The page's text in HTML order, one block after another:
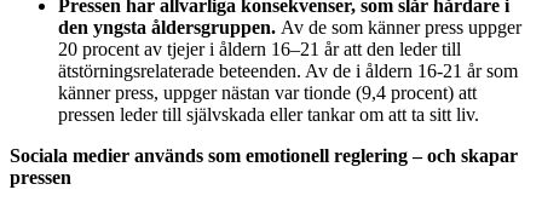
Pressen har allvarliga konsekvenser, som slår hårdare i
den yngsta åldersgruppen. Av de som känner press uppger
20 procent av tjejer i åldern 16–21 år att den leder till
ätstörningsrelaterade beteenden. Av de i åldern 16-21 år som
känner press, uppger nästan var tionde (9,4 procent) att
pressen leder till självskada eller tankar om att ta sitt liv.
Sociala medier används som emotionell reglering – och skapar
pressen